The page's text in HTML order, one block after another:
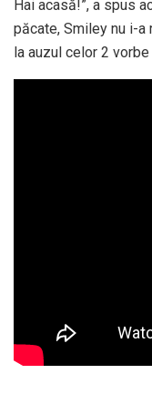
Hai acasă!”, a spus
păcate, Smiley nu i-a
la auzul celor 2